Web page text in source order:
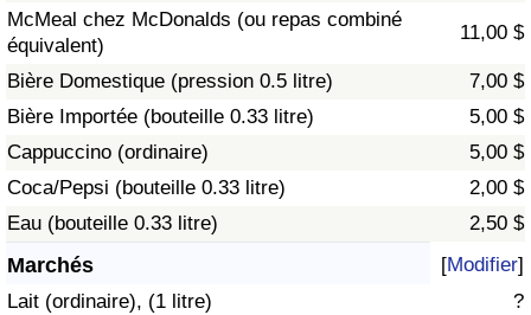
McMeal chez McDonalds (ou repas combiné
équivalent)
11,00 $
Bière Domestique (pression 0.5 litre)
7,00 $
Bière Importée (bouteille 0.33 litre)
5,00 $
Cappuccino (ordinaire)
5,00 $
Coca/Pepsi (bouteille 0.33 litre)
2,00 $
Eau (bouteille 0.33 litre)
2,50 $
Marchés [Modifier]
Lait (ordinaire), (1 litre)
?
à Akaba
Criminalité
Indice de Criminalité (Actuel)
Indice de Criminalité
Indice de criminalité par pays
Soins de santé